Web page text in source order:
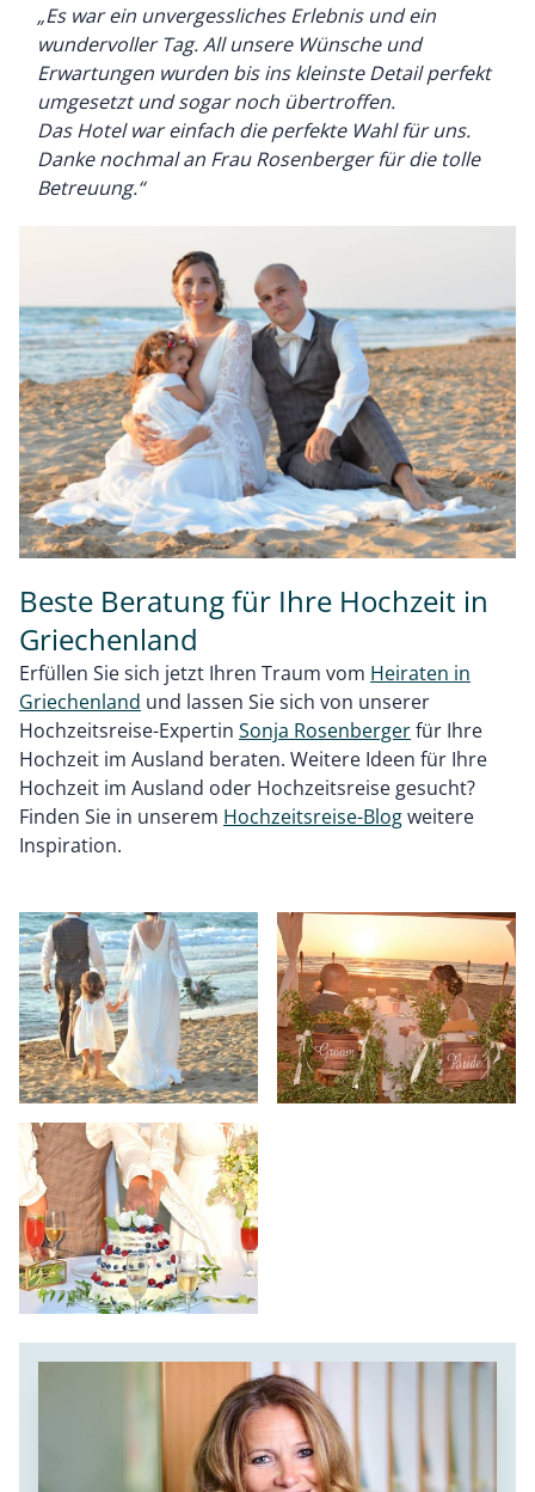
„Es war ein unvergessliches Erlebnis und ein
wundervoller Tag. All unsere Wünsche und
Erwartungen wurden bis ins kleinste Detail perfekt
umgesetzt und sogar noch übertroffen.
Das Hotel war einfach die perfekte Wahl für uns.
Danke nochmal an Frau Rosenberger für die tolle
Betreuung.“
Beste Beratung für Ihre Hochzeit in
Griechenland
Erfüllen Sie sich jetzt Ihren Traum vom Heiraten in
Griechenland und lassen Sie sich von unserer
Hochzeitsreise-Expertin Sonja Rosenbergerfür Ihre
Hochzeit im Ausland beraten. Weitere Ideen für Ihre
Hochzeit im Ausland oder Hochzeitsreise gesucht?
Finden Sie in unserem Hochzeitsreise-Blogweitere
Inspiration.